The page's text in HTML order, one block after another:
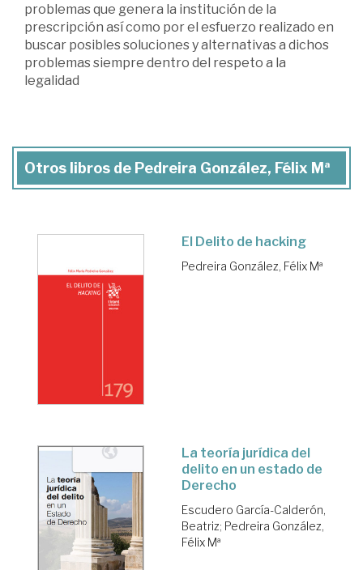
problemas que genera la institución de la
prescripción así como por el esfuerzo realizado en
buscar posibles soluciones y alternativas a dichos
problemas siempre dentro del respeto a la
legalidad
Otros libros de Pedreira González, Félix Mª
El Delito de hacking
Pedreira González, Félix Mª
La teoría jurídica del
delito en un estado de
Derecho
Escudero García-Calderón,
Beatriz; Pedreira González,
Félix Mª